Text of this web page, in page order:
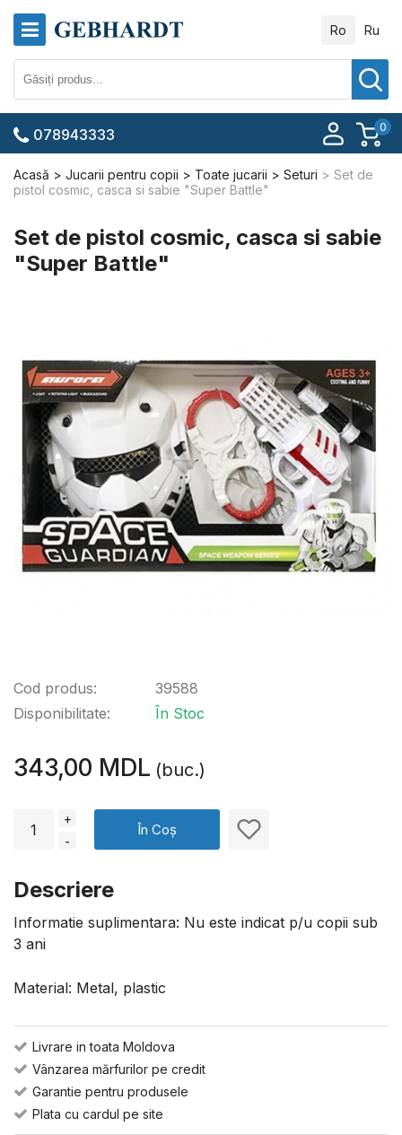
Ro Ru
0
078943333
Acasă Jucarii pentru copii Toate jucarii Seturi
Set de
pistol cosmic, casca si sabie "Super Battle"
Set de pistol cosmic, casca si sabie
"Super Battle"
Cod produs:
Disponibilitate:
39588
În Stoc
343,00 MDL (buc.)
+
-
În Coș
Descriere
Informatie suplimentara: Nu este indicat p/u copii sub
3 ani
Material: Metal, plastic
Livrare in toata Moldova
Vânzarea mărfurilor pe credit
Garantie pentru produsele
Plata cu cardul pe site